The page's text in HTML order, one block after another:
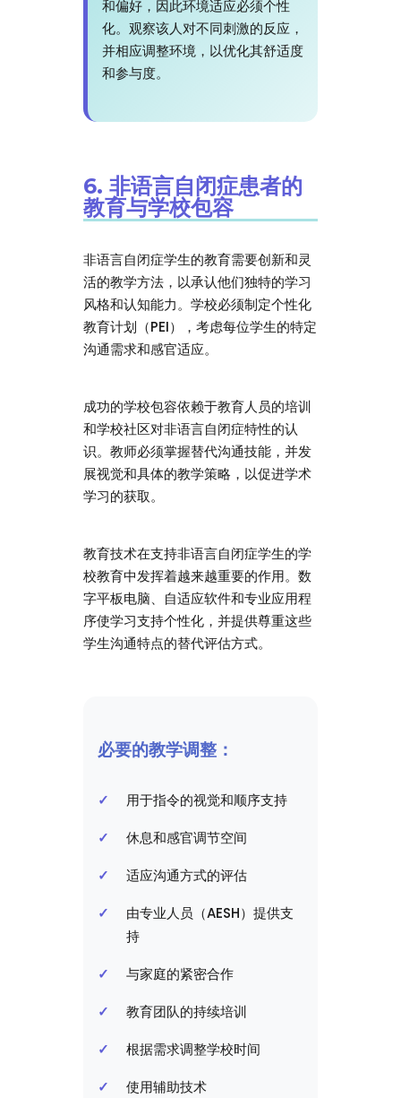
和偏好，因此环境适应必须个性
化。观察该人对不同刺激的反应，
并相应调整环境，以优化其舒适度
和参与度。
6. 非语言自闭症患者的
教育与学校包容
非语言自闭症学生的教育需要创新和灵
活的教学方法，以承认他们独特的学习
风格和认知能力。学校必须制定个性化
教育计划（PEI），考虑每位学生的特定
沟通需求和感官适应。
成功的学校包容依赖于教育人员的培训
和学校社区对非语言自闭症特性的认
识。教师必须掌握替代沟通技能，并发
展视觉和具体的教学策略，以促进学术
学习的获取。
教育技术在支持非语言自闭症学生的学
校教育中发挥着越来越重要的作用。数
字平板电脑、自适应软件和专业应用程
序使学习支持个性化，并提供尊重这些
学生沟通特点的替代评估方式。
必要的教学调整：
用于指令的视觉和顺序支持
休息和感官调节空间
适应沟通方式的评估
由专业人员（AESH）提供支
持
与家庭的紧密合作
教育团队的持续培训
根据需求调整学校时间
使用辅助技术